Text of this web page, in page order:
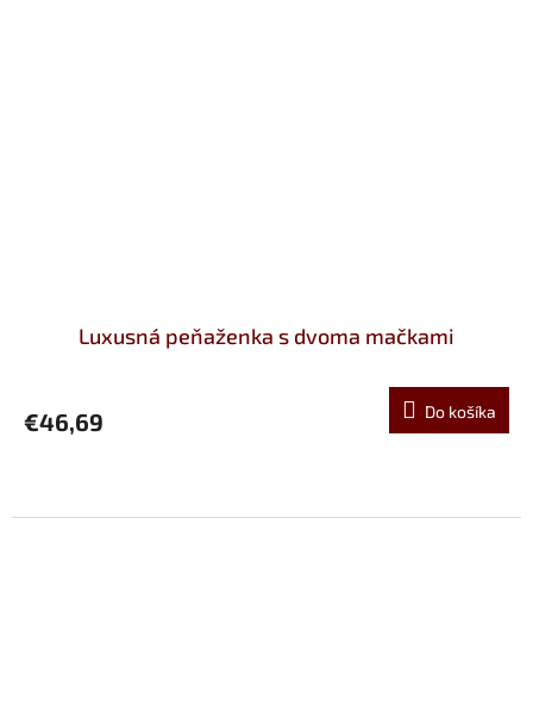
Luxusná peňaženka s dvoma mačkami
€46,69 Do košíka